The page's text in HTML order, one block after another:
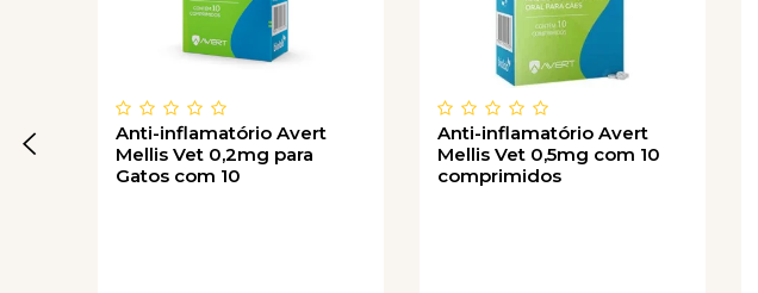
Anti-inflamatório Avert
Mellis Vet 0,2mg para
Gatos com 10
Anti-inflamatório Avert
Mellis Vet 0,5mg com 10
comprimidos